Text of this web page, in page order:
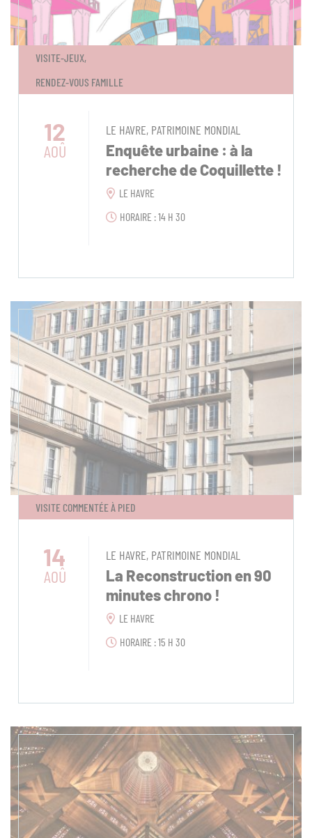
VISITE-JEUX,
RENDEZ-VOUS FAMILLE
12
AOÛ
LE HAVRE, PATRIMOINE MONDIAL
Enquête urbaine : à la
recherche de Coquillette !
LE HAVRE
HORAIRE : 14 H 30
VISITE COMMENTÉE À PIED
14
AOÛ
LE HAVRE, PATRIMOINE MONDIAL
La Reconstruction en 90
minutes chrono !
LE HAVRE
HORAIRE : 15 H 30